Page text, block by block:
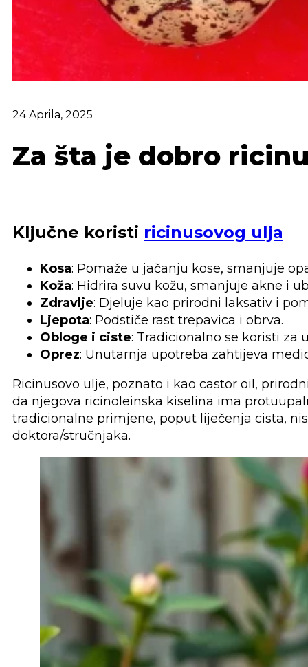
24 Aprila, 2025
Za šta je dobro
Ključne koristi ricinusovog ulja
Kosa: Pomaže u jačanju kose, smanjuje
Koža: Hidrira suvu kožu, smanjuje akne i
Zdravlje: Djeluje kao prirodni laksativ i
Ljepota: Podstiče rast trepavica i obrva.
Obloge i ciste: Tradicionalno se koristi za
Oprez: Unutarnja upotreba zahtijeva
Ricinusovo ulje, poznato i kao castor oil,
da njegova ricinoleinska kiselina ima
tradicionalne primjene, poput liječenja cista,
doktora/stručnjaka.